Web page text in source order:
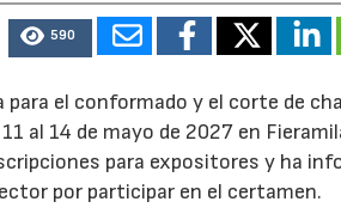
590
el conformado y el corte de
al 14 de mayo de 2027 en
para expositores y ha
por participar en el certamen.